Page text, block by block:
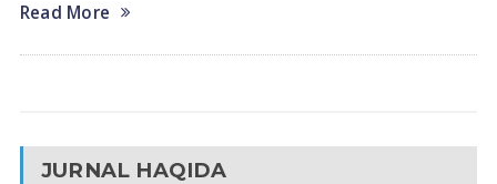
Read More
JURNAL HAQIDA